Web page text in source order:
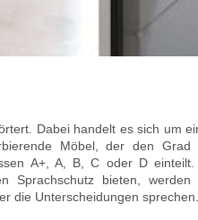
Dabei handelt es sich um
Möbel, der den Grad
A+, A, B, C oder D einteilt.
Sprachschutz bieten, werden
die Unterscheidungen sprechen.